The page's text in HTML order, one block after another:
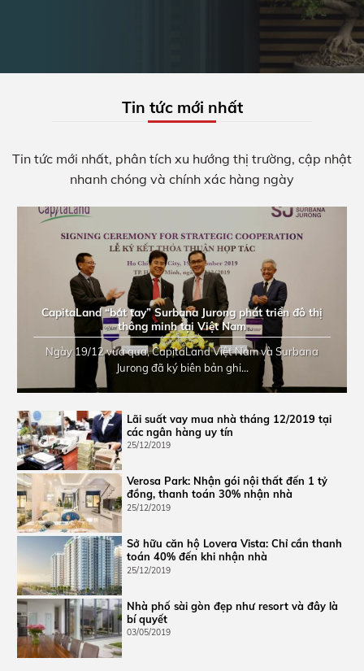
Tin tức mới nhất
Tin tức mới nhất, phân tích xu hướng thị trường, cập nhật
nhanh chóng và chính xác hàng ngày
CapitaLand “bắt tay” Surbana Jurong phát triển đô thị
thông minh tại Việt Nam
Ngày 19/12 vừa qua, CapitaLand Việt Nam và Surbana
Jurong đã ký biên bản ghi...
Lãi suất vay mua nhà tháng 12/2019 tại
các ngân hàng uy tín
25/12/2019
Verosa Park: Nhận gói nội thất đến 1 tỷ
đồng, thanh toán 30% nhận nhà
25/12/2019
Sở hữu căn hộ Lovera Vista: Chỉ cần thanh
toán 40% đến khi nhận nhà
25/12/2019
Nhà phố sài gòn đẹp như resort và đây là
bí quyết
03/05/2019